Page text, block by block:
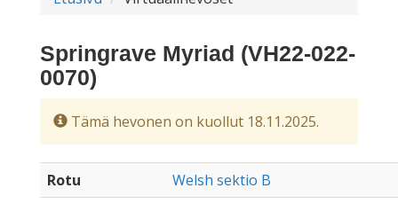
Springrave Myriad (VH22-022-
0070)
Tämä hevonen on kuollut 18.11.2025.
Rotu
Welsh sektio B